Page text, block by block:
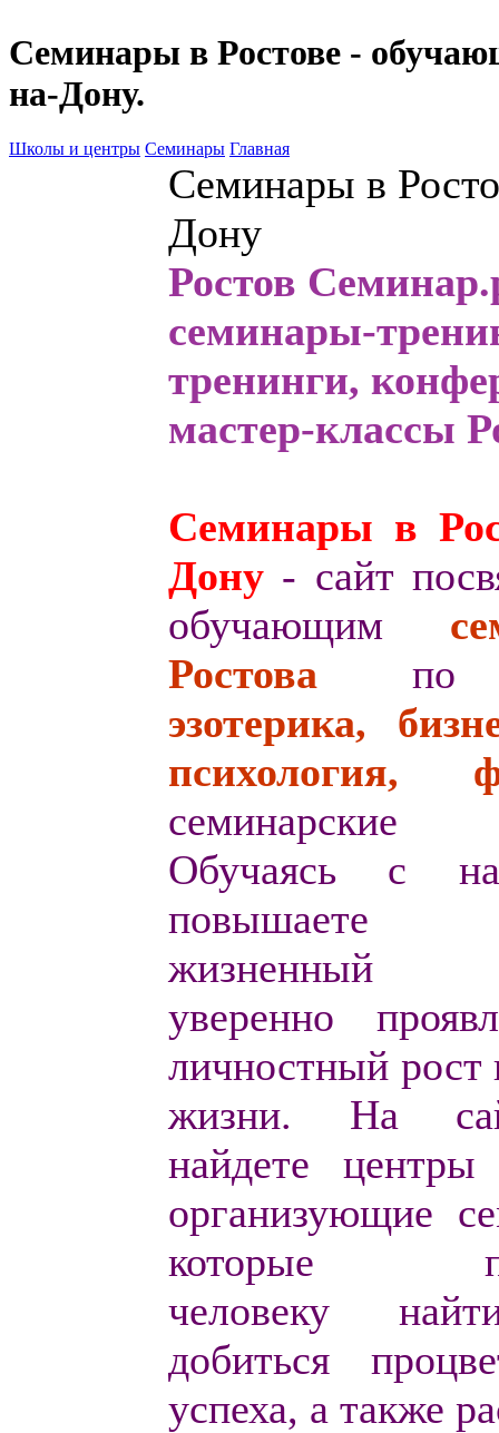
Семинары в Ростове -
на-Дону.
Школы и центры Семинары Главная
Семинары в
Дону
Ростов
семинары-
тренинги,
мастер-классы
Семинары в
Дону - сайт
обучающим с
Ростова по
эзотерика,
психология,
семинарские
Обучаясь с
жизненный
уверенно
личностный рост
жизни. На
найдете центры
организующие
которые
человеку
добиться
успеха, а также